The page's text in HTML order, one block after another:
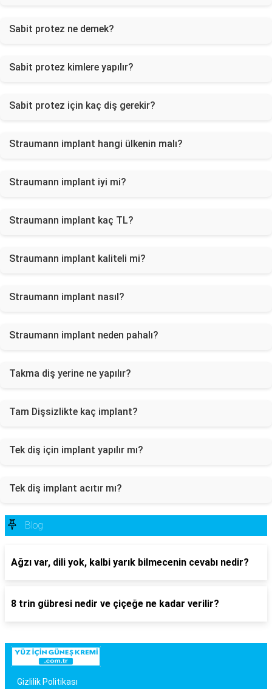
Sabit protez ne demek?
Sabit protez kimlere yapılır?
Sabit protez için kaç diş gerekir?
Straumann implant hangi ülkenin malı?
Straumann implant iyi mi?
Straumann implant kaç TL?
Straumann implant kaliteli mi?
Straumann implant nasıl?
Straumann implant neden pahalı?
Takma diş yerine ne yapılır?
Tam Dişsizlikte kaç implant?
Tek diş için implant yapılır mı?
Tek diş implant acıtır mı?
Blog
Ağzı var, dili yok, kalbi yarık bilmecenin cevabı nedir?
8 trin gübresi nedir ve çiçeğe ne kadar verilir?
Gizlilik Politikası